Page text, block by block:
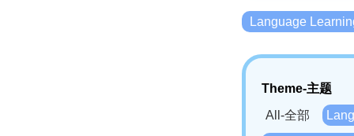
Language
Theme-主题
All-全部